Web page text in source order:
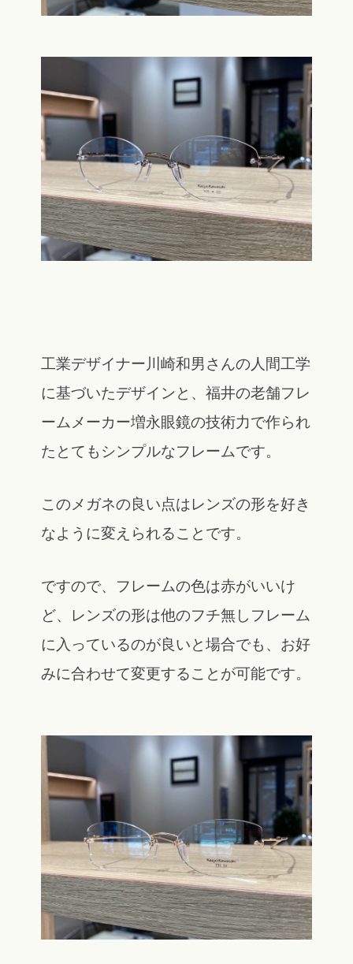
工業デザイナー川崎和男さんの人間工学
に基づいたデザインと、福井の老舗フレ
ームメーカー増永眼鏡の技術力で作られ
たとてもシンプルなフレームです。
このメガネの良い点はレンズの形を好き
なように変えられることです。
ですので、フレームの色は赤がいいけ
ど、レンズの形は他のフチ無しフレーム
に入っているのが良いと場合でも、お好
みに合わせて変更することが可能です。